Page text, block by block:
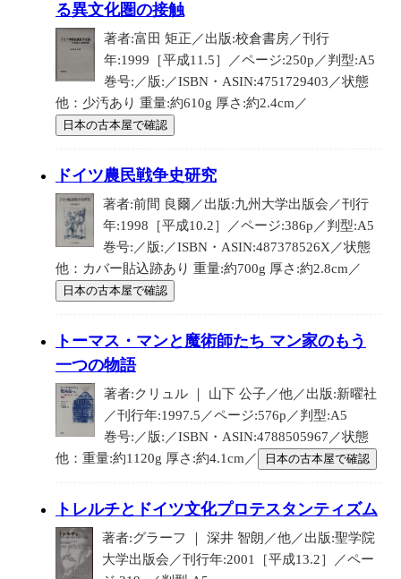
る異文化圏の接触
著者:富田 矩正／出版:校倉書房／刊行
年:1999［平成11.5］／ページ:250p／判型:A5
巻号:／版:／ISBN・ASIN:4751729403／状態
他：少汚あり 重量:約610g 厚さ:約2.4cm／
日本の古本屋で確認
ドイツ農民戦争史研究
著者:前間 良爾／出版:九州大学出版会／刊行
年:1998［平成10.2］／ページ:386p／判型:A5
巻号:／版:／ISBN・ASIN:487378526X／状態
他：カバー貼込跡あり 重量:約700g 厚さ:約2.8cm／
日本の古本屋で確認
トーマス・マンと魔術師たち マン家のもう
一つの物語
著者:クリュル ｜ 山下 公子／他／出版:新曜社
／刊行年:1997.5／ページ:576p／判型:A5
巻号:／版:／ISBN・ASIN:4788505967／状態
他：重量:約1120g 厚さ:約4.1cm／
日本の古本屋で確認
トレルチとドイツ文化プロテスタンティズム
著者:グラーフ ｜ 深井 智朗／他／出版:聖学院
大学出版会／刊行年:2001［平成13.2］／ペー